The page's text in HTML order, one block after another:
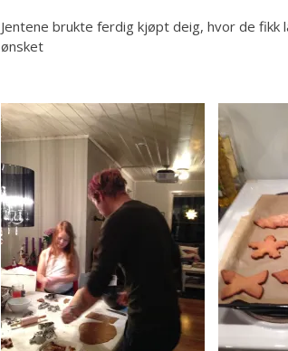
Jentene brukte ferdig kjøpt deig, hvor de fikk
ønsket